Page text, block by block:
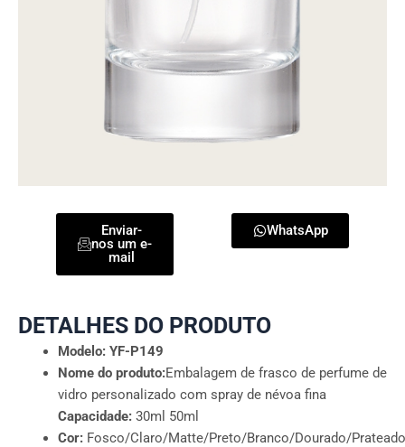
Enviar-
nos um e-
mail
WhatsApp
DETALHES DO PRODUTO
Modelo: YF-P149
Nome do produto:Embalagem de frasco de perfume de
vidro personalizado com spray de névoa fina
Capacidade:30ml 50ml
Cor: Fosco/Claro/Matte/Preto/Branco/Dourado/